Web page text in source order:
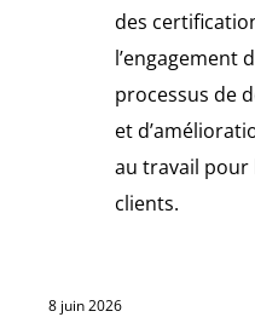
des
l’engagement
processus de
et
au travail pour
clients.
8 juin 2026